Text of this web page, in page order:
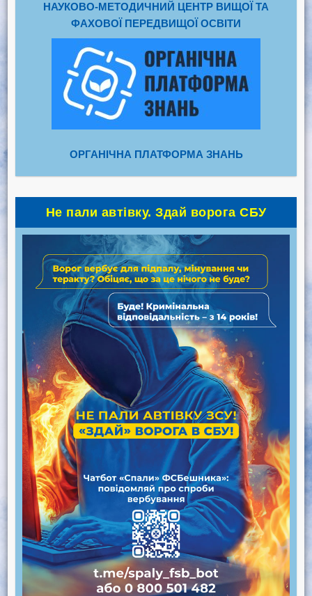
НАУКОВО-МЕТОДИЧНИЙ ЦЕНТР ВИЩОЇ ТА
ФАХОВОЇ ПЕРЕДВИЩОЇ ОСВІТИ
ОРГАНІЧНА ПЛАТФОРМА ЗНАНЬ
Не пали автівку. Здай ворога СБУ